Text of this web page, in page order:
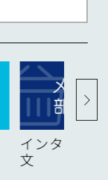
インターネ
文